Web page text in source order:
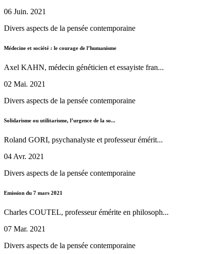
06 Juin. 2021
Divers aspects de la pensée contemporaine
Médecine et société : le courage de l’humanisme
Axel KAHN, médecin généticien et essayiste fran...
02 Mai. 2021
Divers aspects de la pensée contemporaine
Solidarisme ou utilitarisme, l’urgence de la so...
Roland GORI, psychanalyste et professeur émérit...
04 Avr. 2021
Divers aspects de la pensée contemporaine
Emission du 7 mars 2021
Charles COUTEL, professeur émérite en philosoph...
07 Mar. 2021
Divers aspects de la pensée contemporaine